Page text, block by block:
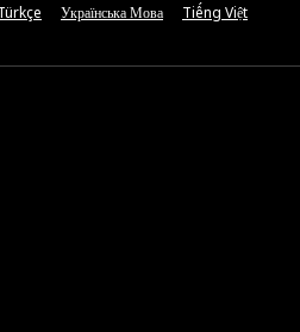
Українська Мова Tiếng Việt